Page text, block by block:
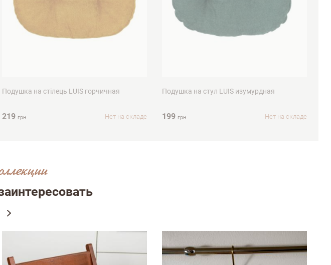
Подушка на стілець LUIS горчичная
219 грн Нет на складе
Подушка на стул LUIS изумурдная
199 грн Нет на складе